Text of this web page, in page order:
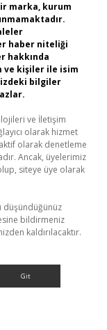
marka, kurum
haber niteliği
hakkında
ve kişiler ile isim
bilgiler
ve İletişim
olarak hizmet
olarak denetleme
Ancak, üyelerimiz
siteye üye olarak
düşündüğünüz
bildirmeniz
kaldırılacaktır.